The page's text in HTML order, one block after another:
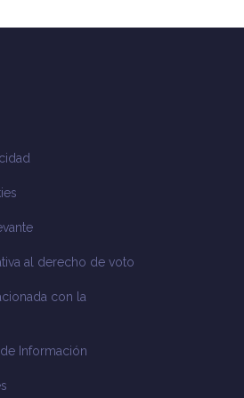
al derecho de voto
con la
Información